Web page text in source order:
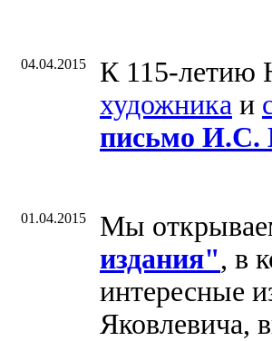
04.04.2015
К 115-
художника и
письмо И.С.
01.04.2015
Мы
издания", в
интересные
Яковлевича,